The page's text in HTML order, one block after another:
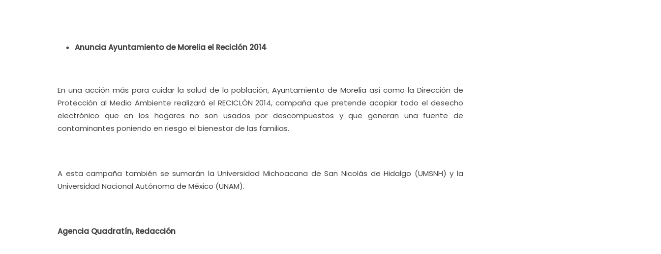
Anuncia Ayuntamiento de Morelia el Reciclón 2014
En una acción más para cuidar la salud de la población, Ayuntamiento de Morelia así como la Dirección de
Protección al Medio Ambiente realizará el RECICLÓN 2014, campaña que pretende acopiar todo el desecho
electrónico que en los hogares no son usados por descompuestos y que generan una fuente de
contaminantes poniendo en riesgo el bienestar de las familias.
A esta campaña también se sumarán la Universidad Michoacana de San Nicolás de Hidalgo (UMSNH) y la
Universidad Nacional Autónoma de México (UNAM).
Agencia Quadratín, Redacción